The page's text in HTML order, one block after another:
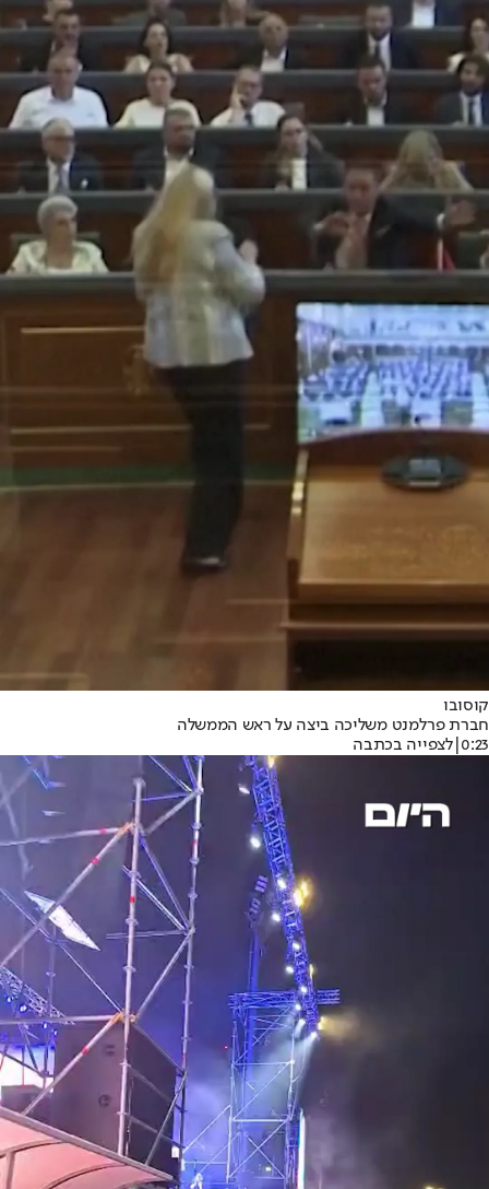
קוסובו
חברת פרלמנט משליכה ביצה על ראש הממשלה
0:23
|לצפייה בכתבה